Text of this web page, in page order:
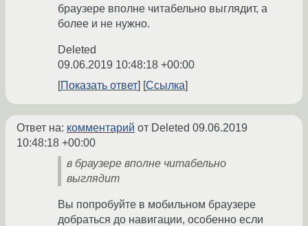
браузере вполне читабельно выглядит, а
более и не нужно.
Deleted
09.06.2019 10:48:18 +00:00
Показать ответ
Ссылка
Ответ на: комментарий от Deleted 09.06.2019
10:48:18 +00:00
в браузере вполне читабельно
выглядит
Вы попробуйте в мобильном браузере
добраться до навигации, особенно если